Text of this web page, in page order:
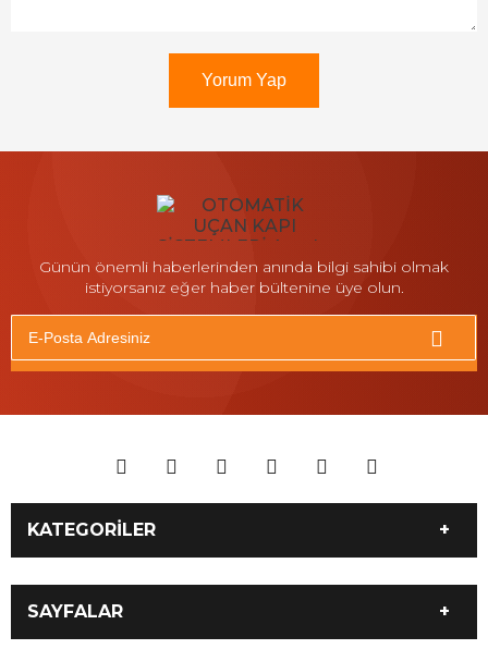
Yorum Yap
Günün önemli haberlerinden anında bilgi sahibi olmak
istiyorsanız eğer haber bültenine üye olun.
KATEGORİLER
İLETİŞİM 05061800102
Antalya 7/24 Moto Yol
Taşıma
SAYFALAR